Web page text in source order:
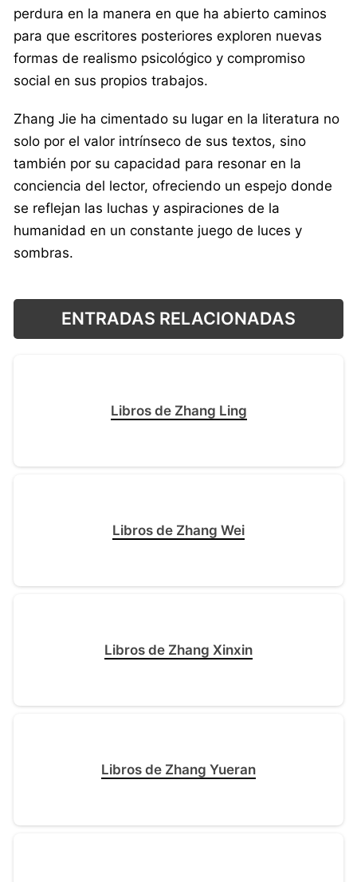
perdura en la manera en que ha abierto caminos
para que escritores posteriores exploren nuevas
formas de realismo psicológico y compromiso
social en sus propios trabajos.
Zhang Jie ha cimentado su lugar en la literatura no
solo por el valor intrínseco de sus textos, sino
también por su capacidad para resonar en la
conciencia del lector, ofreciendo un espejo donde
se reflejan las luchas y aspiraciones de la
humanidad en un constante juego de luces y
sombras.
ENTRADAS RELACIONADAS
Libros de Zhang Ling
Libros de Zhang Wei
Libros de Zhang Xinxin
Libros de Zhang Yueran